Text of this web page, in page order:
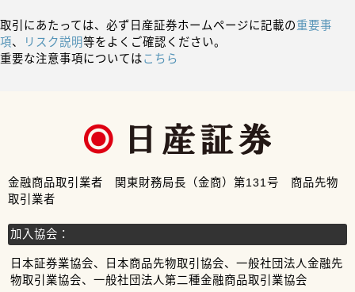
取引にあたっては、必ず日産証券ホームページに記載の重要事
項、 リスク説明等をよくご確認ください。
重要な注意事項についてはこちら
金融商品取引業者 関東財務局長（金商）第131号 商品先物
取引業者
加入協会：
日本証券業協会、日本商品先物取引協会、一般社団法人金融先
物取引業協会、一般社団法人第二種金融商品取引業協会